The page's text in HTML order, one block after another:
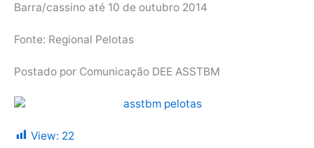
Barra/cassino até 10 de outubro 2014
Fonte: Regional Pelotas
Postado por Comunicação DEE ASSTBM
View: 22